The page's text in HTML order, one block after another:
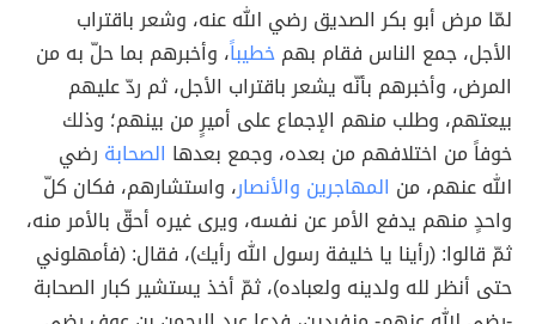
لمّا مرض أبو بكر الصديق رضي الله عنه، وشعر باقتراب
الأجل، جمع الناس فقام بهمخطيباً، وأخبرهم بما حلّ به من
المرض، وأخبرهم بأنّه يشعر باقتراب الأجل، ثم ردّ عليهم
بيعتهم، وطلب منهم الإجماع على أميرٍ من بينهم؛ وذلك
خوفاً من اختلافهم من بعده، وجمع بعدها الصحابة رضي
الله عنهم، من المهاجرين والأنصار، واستشارهم، فكان كلّ
واحدٍ منهم يدفع الأمر عن نفسه، ويرى غيره أحقّ بالأمر منه،
ثمّ قالوا: (رأينا يا خليفة رسول الله رأيك)، فقال: (فأمهلوني
حتى أنظر لله ولدينه ولعباده)، ثمّ أخذ يستشير كبار الصحابة